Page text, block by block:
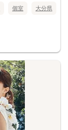
個室 大分県